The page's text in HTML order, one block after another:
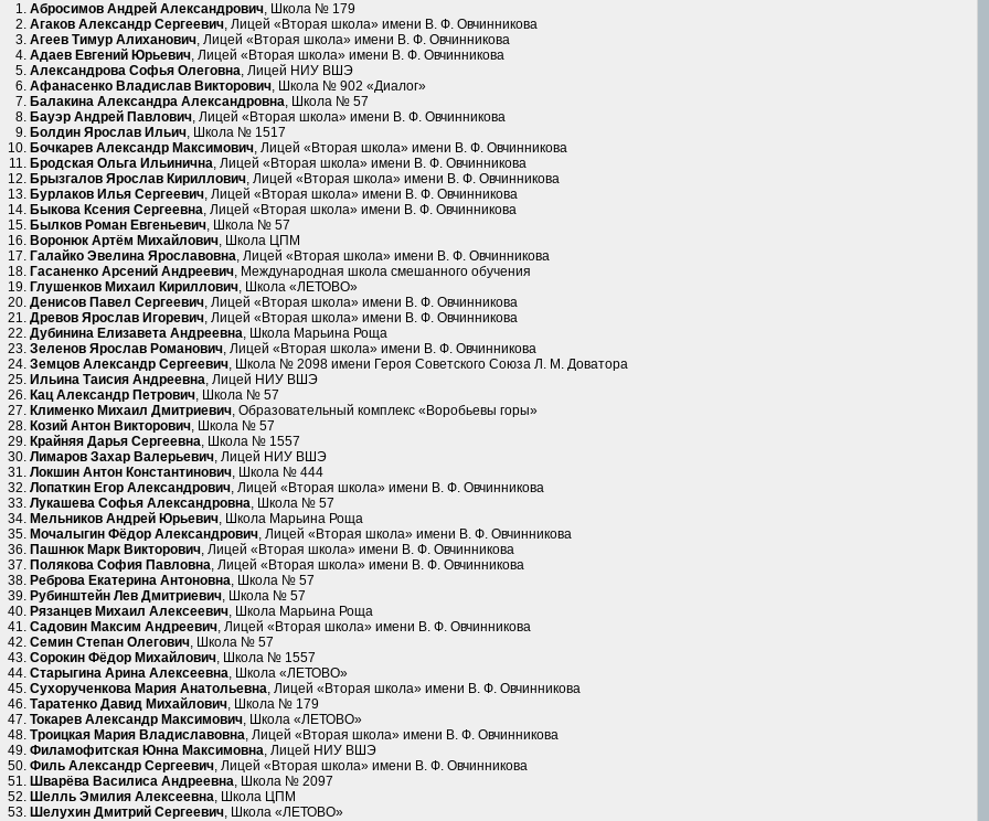
Абросимов Андрей Александрович, Школа № 179
Агаков Александр Сергеевич, Лицей «Вторая школа» имени В. Ф. Овчинникова
Агеев Тимур Алиханович, Лицей «Вторая школа» имени В. Ф. Овчинникова
Адаев Евгений Юрьевич, Лицей «Вторая школа» имени В. Ф. Овчинникова
Александрова Софья Олеговна, Лицей НИУ ВШЭ
Афанасенко Владислав Викторович, Школа № 902 «Диалог»
Балакина Александра Александровна, Школа № 57
Бауэр Андрей Павлович, Лицей «Вторая школа» имени В. Ф. Овчинникова
Болдин Ярослав Ильич, Школа № 1517
Бочкарев Александр Максимович, Лицей «Вторая школа» имени В. Ф. Овчинникова
Бродская Ольга Ильинична, Лицей «Вторая школа» имени В. Ф. Овчинникова
Брызгалов Ярослав Кириллович, Лицей «Вторая школа» имени В. Ф. Овчинникова
Бурлаков Илья Сергеевич, Лицей «Вторая школа» имени В. Ф. Овчинникова
Быкова Ксения Сергеевна, Лицей «Вторая школа» имени В. Ф. Овчинникова
Былков Роман Евгеньевич, Школа № 57
Воронюк Артём Михайлович, Школа ЦПМ
Галайко Эвелина Ярославовна, Лицей «Вторая школа» имени В. Ф. Овчинникова
Гасаненко Арсений Андреевич, Международная школа смешанного обучения
Глушенков Михаил Кириллович, Школа «ЛЕТОВО»
Денисов Павел Сергеевич, Лицей «Вторая школа» имени В. Ф. Овчинникова
Древов Ярослав Игоревич, Лицей «Вторая школа» имени В. Ф. Овчинникова
Дубинина Елизавета Андреевна, Школа Марьина Роща
Зеленов Ярослав Романович, Лицей «Вторая школа» имени В. Ф. Овчинникова
Земцов Александр Сергеевич, Школа № 2098 имени Героя Советского Союза Л. М. Доватора
Ильина Таисия Андреевна, Лицей НИУ ВШЭ
Кац Александр Петрович, Школа № 57
Клименко Михаил Дмитриевич, Образовательный комплекс «Воробьевы горы»
Козий Антон Викторович, Школа № 57
Крайняя Дарья Сергеевна, Школа № 1557
Лимаров Захар Валерьевич, Лицей НИУ ВШЭ
Локшин Антон Константинович, Школа № 444
Лопаткин Егор Александрович, Лицей «Вторая школа» имени В. Ф. Овчинникова
Лукашева Софья Александровна, Школа № 57
Мельников Андрей Юрьевич, Школа Марьина Роща
Мочалыгин Фёдор Александрович, Лицей «Вторая школа» имени В. Ф. Овчинникова
Пашнюк Марк Викторович, Лицей «Вторая школа» имени В. Ф. Овчинникова
Полякова София Павловна, Лицей «Вторая школа» имени В. Ф. Овчинникова
Реброва Екатерина Антоновна, Школа № 57
Рубинштейн Лев Дмитриевич, Школа № 57
Рязанцев Михаил Алексеевич, Школа Марьина Роща
Садовин Максим Андреевич, Лицей «Вторая школа» имени В. Ф. Овчинникова
Семин Степан Олегович, Школа № 57
Сорокин Фёдор Михайлович, Школа № 1557
Старыгина Арина Алексеевна, Школа «ЛЕТОВО»
Сухорученкова Мария Анатольевна, Лицей «Вторая школа» имени В. Ф. Овчинникова
Таратенко Давид Михайлович, Школа № 179
Токарев Александр Максимович, Школа «ЛЕТОВО»
Троицкая Мария Владиславовна, Лицей «Вторая школа» имени В. Ф. Овчинникова
Филамофитская Юнна Максимовна, Лицей НИУ ВШЭ
Филь Александр Сергеевич, Лицей «Вторая школа» имени В. Ф. Овчинникова
Шварёва Василиса Андреевна, Школа № 2097
Шелль Эмилия Алексеевна, Школа ЦПМ
Шелухин Дмитрий Сергеевич, Школа «ЛЕТОВО»